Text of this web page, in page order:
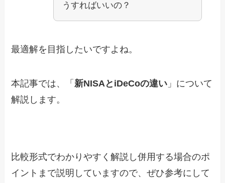
うすればいいの？
最適解を目指したいですよね。
本記事では、「 新NISAとiDeCoの違い 」について
解説します。
比較形式でわかりやすく解説し併用する場合のポ
イントまで説明していますので、ぜひ参考にして